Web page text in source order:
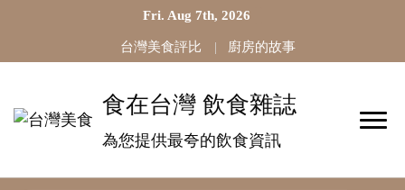
Fri. Aug 7th, 2026
台灣美食評比 廚房的故事
食在台灣 飲食雜誌
為您提供最夸的飲食資訊